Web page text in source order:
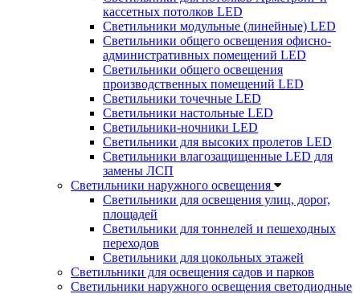
кассетных потолков LED
Светильники модульные (линейные) LED
Светильники общего освещения офисно-
административных помещений LED
Светильники общего освещения
производственных помещений LED
Светильники точечные LED
Светильники настольные LED
Светильники-ночники LED
Светильники для высоких пролетов LED
Светильники влагозащищенные LED для
замены ЛСП
Светильники наружного освещения
Светильники для освещения улиц, дорог,
площадей
Светильники для тоннелей и пешеходных
переходов
Светильники для цокольных этажей
Светильники для освещения садов и парков
Светильники наружного освещения светодиодные